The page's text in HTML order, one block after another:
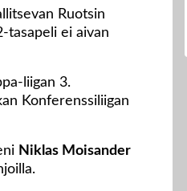
Ruotsin
tasapeli ei aivan
liigan 3.
Konferenssiliigan
Niklas Moisander